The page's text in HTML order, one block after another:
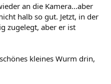
an die Kamera...aber
halb so gut. Jetzt, in der
zugelegt, aber er ist
kleines Wurm drin,